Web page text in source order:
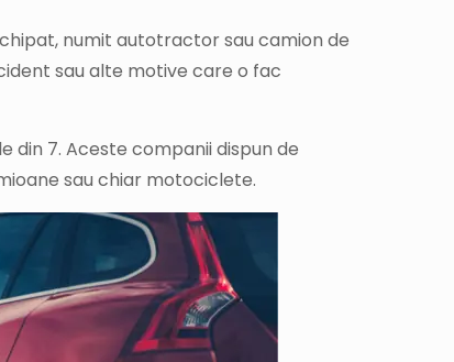
numit autotractor sau camion de
sau alte motive care o fac
din 7. Aceste companii dispun de
sau chiar motociclete.